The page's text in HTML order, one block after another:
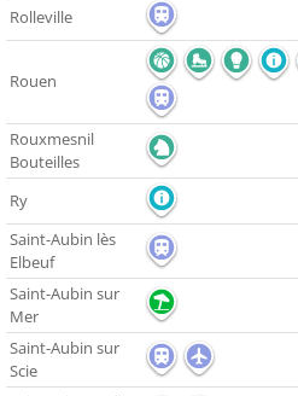
Rolleville
Rouen
Rouxmesnil
Bouteilles
Ry
Saint-Aubin lès
Elbeuf
Saint-Aubin sur
Mer
Saint-Aubin sur
Scie